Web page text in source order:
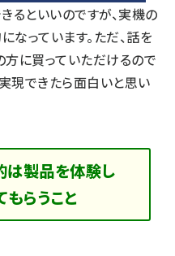
るといいのですが、実機の
なっています。ただ、話を
方に買っていただけるので
現できたら面白いと思い
は製品を体験し
もらうこと